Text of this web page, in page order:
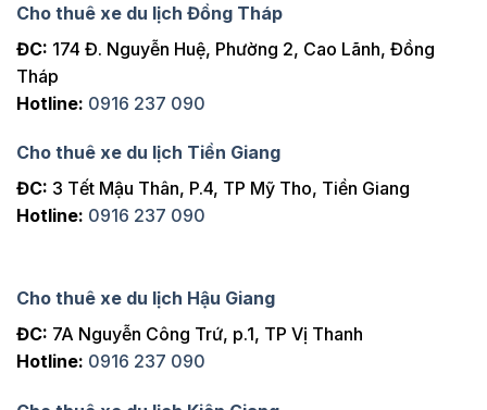
Cho thuê xe du lịch Đồng Tháp
ĐC: 174 Đ. Nguyễn Huệ, Phường 2, Cao Lãnh, Đồng
Tháp
Hotline: 0916 237 090
Cho thuê xe du lịch Tiền Giang
ĐC: 3 Tết Mậu Thân, P.4, TP Mỹ Tho, Tiền Giang
Hotline: 0916 237 090
Cho thuê xe du lịch Hậu Giang
ĐC: 7A Nguyễn Công Trứ, p.1, TP Vị Thanh
Hotline: 0916 237 090